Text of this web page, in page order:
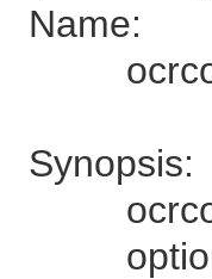
Name:
Synopsis: